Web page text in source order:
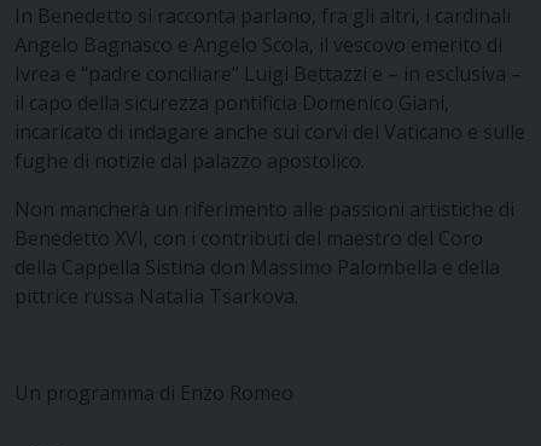
In Benedetto si racconta parlano, fra gli altri, i cardinali
Angelo Bagnasco e Angelo Scola, il vescovo emerito di
Ivrea e “padre conciliare” Luigi Bettazzi e – in esclusiva –
il capo della sicurezza pontificia Domenico Giani,
incaricato di indagare anche sui corvi del Vaticano e sulle
fughe di notizie dal palazzo apostolico.
Non mancherà un riferimento alle passioni artistiche di
Benedetto XVI, con i contributi del maestro del Coro
della Cappella Sistina don Massimo Palombella e della
pittrice russa Natalia Tsarkova.
Un programma di Enzo Romeo